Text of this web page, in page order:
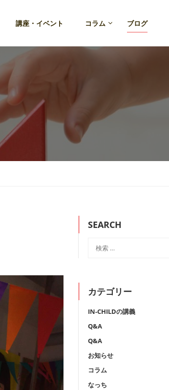
講座・イベント コラム ブログ
SEARCH
カテゴリー
IN-CHILDの講義
Q&A
Q&A
お知らせ
コラム
なっち